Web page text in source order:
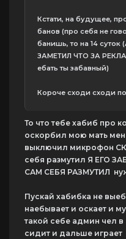
Кстати, на будущее,
банов (про себя не
банишь, то на 14
ЗАМЕТИЛ ЧТО ЗА
ебать ты забавный)
Короче сходи сходи
То что тебе хабиб про
оскорбил мою мать
выключил микрофон
себя размутил Я ЕГО
САМ СЕБЯ РАЗМУТИЛ
Пускай хабибка не
наебывает и оскает и
такой себе админ чел
сидит и дальше играет